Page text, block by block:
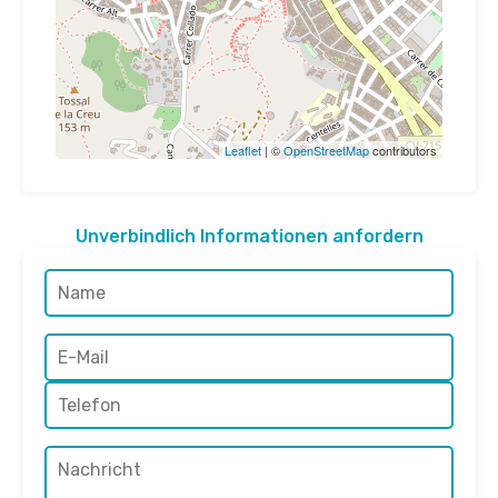
Leaflet | ©OpenStreetMapcontributors
Unverbindlich Informationen anfordern